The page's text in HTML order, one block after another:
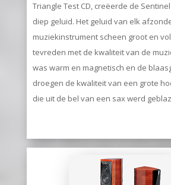
Triangle Test CD, creëerde de
diep geluid. Het geluid van elk
muziekinstrument scheen groot en
tevreden met de kwaliteit van de
was warm en magnetisch en de
droegen de kwaliteit van een grote
die uit de bel van een sax werd